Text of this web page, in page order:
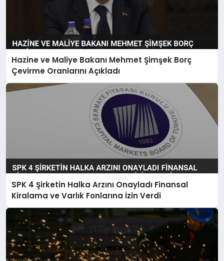
Hazine ve Maliye Bakanı Mehmet Şimşek Borç
Çevirme Oranlarını Açıkladı
SPK 4 Şirketin Halka Arzını Onayladı Finansal
Kiralama ve Varlık Fonlarına İzin Verdi